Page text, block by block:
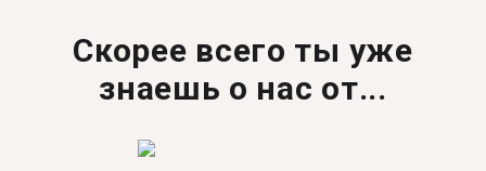
Скорее всего ты уже
знаешь о нас от...